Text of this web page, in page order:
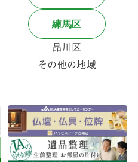
練馬区
品川区
その他の地域